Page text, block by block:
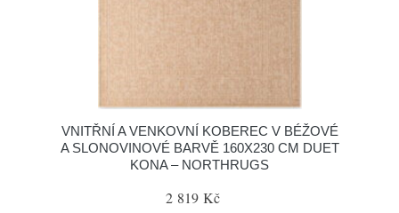
VNITŘNÍ A VENKOVNÍ KOBEREC V BÉŽOVÉ
A SLONOVINOVÉ BARVĚ 160X230 CM DUET
KONA – NORTHRUGS
2 819 Kč